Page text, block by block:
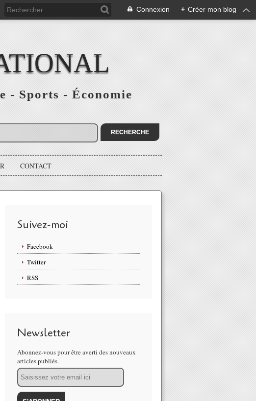
Connexion + Créer mon blog
Sports - Économie
CONTACT
Suivez-moi
Facebook
Twitter
RSS
Newsletter
Abonnez-vous pour être averti des nouveaux
articles publiés.
Email